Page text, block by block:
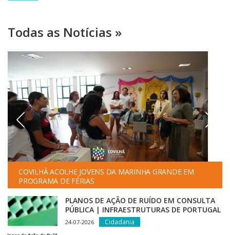
Todas as Notícias »
COVILHÃ ACOLHE JOVENS DA MARINHA GRANDE EM
PROGRAMA DE FÉRIAS
PLANOS DE AÇÃO DE RUÍDO EM CONSULTA
PÚBLICA | INFRAESTRUTURAS DE PORTUGAL
24-07-2026 Cidadania